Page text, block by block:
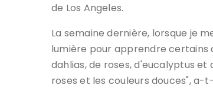
de Los Angeles.
La semaine dernière, lorsque je
lumière pour apprendre certains
dahlias, de roses, d'eucalyptus et
roses et les couleurs douces", a-